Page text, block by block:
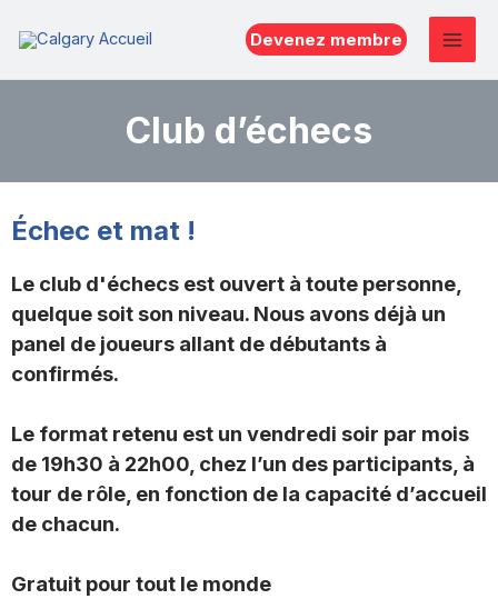
Devenez membre
Club d’échecs
Échec et mat !
Le club d'échecs est ouvert à toute personne,
quelque soit son niveau. Nous avons déjà un
panel de joueurs allant de débutants à
confirmés.
Le format retenu est un vendredi soir par mois
de 19h30 à 22h00, chez l’un des participants, à
tour de rôle, en fonction de la capacité d’accueil
de chacun. ​
​Gratuit pour tout le monde